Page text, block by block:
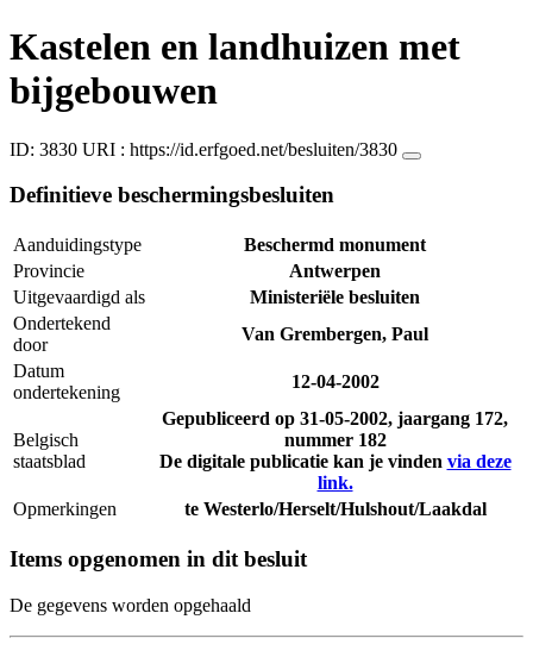
Kastelen en landhuizen met
bijgebouwen
ID: 3830 URI : https://id.erfgoed.net/besluiten/3830
Definitieve beschermingsbesluiten
Aanduidingstype
Beschermd monument
Provincie
Antwerpen
Uitgevaardigd als
Ministeriële besluiten
Ondertekend
door
Van Grembergen, Paul
Datum
ondertekening
12-04-2002
Belgisch
staatsblad
Gepubliceerd op 31-05-2002, jaargang 172,
nummer 182
De digitale publicatie kan je vinden via deze
link.
Opmerkingen
te Westerlo/Herselt/Hulshout/Laakdal
Items opgenomen in dit besluit
De gegevens worden opgehaald